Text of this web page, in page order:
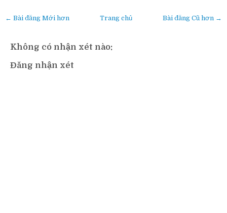
← Bài đăng Mới hơn Bài đăng Cũ hơn →
Trang chủ
Không có nhận xét nào:
Đăng nhận xét